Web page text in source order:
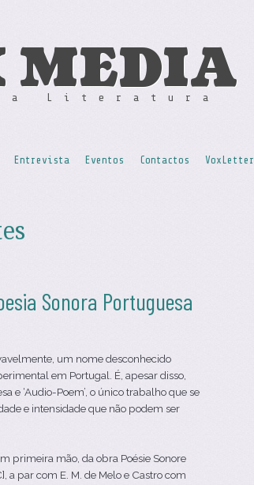
MEDIA
Literatura
Entrevista Eventos Contactos VoxLetter
Sonora Portuguesa
um nome desconhecido
em Portugal. É, apesar disso,
e ‘Audio-Poem’, o único trabalho que se
e intensidade que não podem ser
primeira mão, da obra Poésie Sonore
par com E. M. de Melo e Castro com